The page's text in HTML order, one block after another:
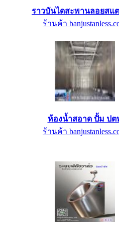
ราวบันไดสะพานลอยสแ
ร้านค้า
ห้องน้ำสอาด ปั้ม ปต
ร้านค้า